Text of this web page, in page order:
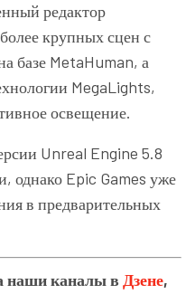
редактор
крупных сцен с
базе MetaHuman, а
MegaLights,
освещение.
Unreal Engine 5.8
однако Epic Games уже
в предварительных
наши каналы в Дзене,